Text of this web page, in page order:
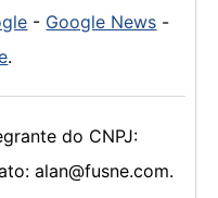
- Google News -
.
do CNPJ:
alan@fusne.com.